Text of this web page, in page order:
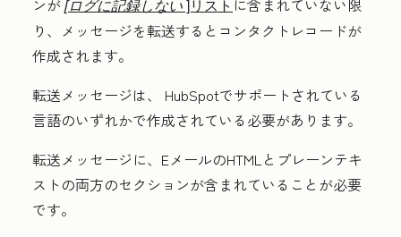
ンが[ログに記録しない]リスト に含まれていない限
り、メッセージを転送するとコンタクトレコードが
作成されます。
転送メッセージは、 HubSpotでサポートされている
言語のいずれかで作成されている必要があります。
転送メッセージに、EメールのHTMLとプレーンテキ
ストの両方のセクションが含まれていることが必要
です。